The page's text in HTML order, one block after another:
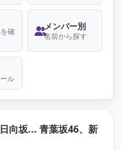
確
メンバー別
名前から探す
ル
向坂... 青葉坂46、新